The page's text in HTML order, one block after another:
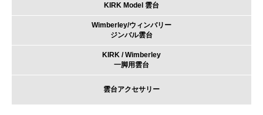
KIRK Model 雲台
Wimberley/ウィンバリー
ジンバル雲台
KIRK / Wimberley
一脚用雲台
雲台アクセサリー